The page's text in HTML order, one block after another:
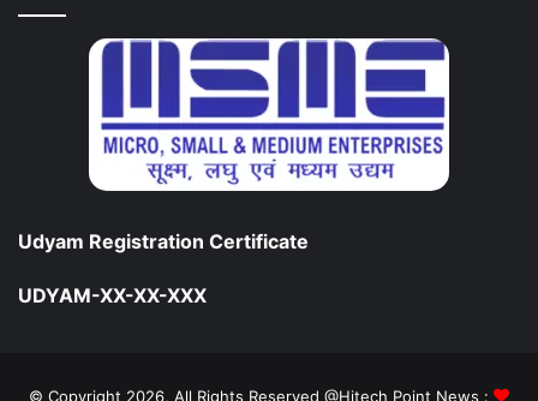
Udyam Registration Certificate
UDYAM-XX-XX-XXX
© Copyright 2026, All Rights Reserved @Hitech Point News :